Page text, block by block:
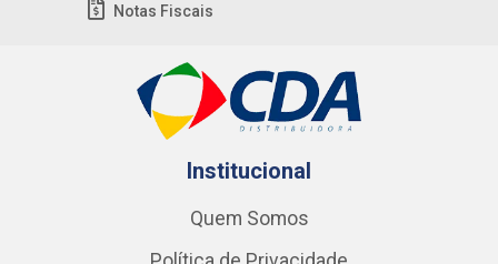
Notas Fiscais
Institucional
Quem Somos